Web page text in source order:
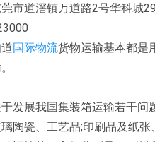
市道滘镇万道路2号华科城
国际物流货物运输基本都是
发展我国集装箱运输若干
陶瓷、工艺品;印刷品及纸